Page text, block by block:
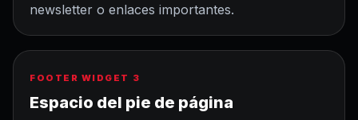
newsletter o enlaces importantes.
FOOTER WIDGET 3
Espacio del pie de página